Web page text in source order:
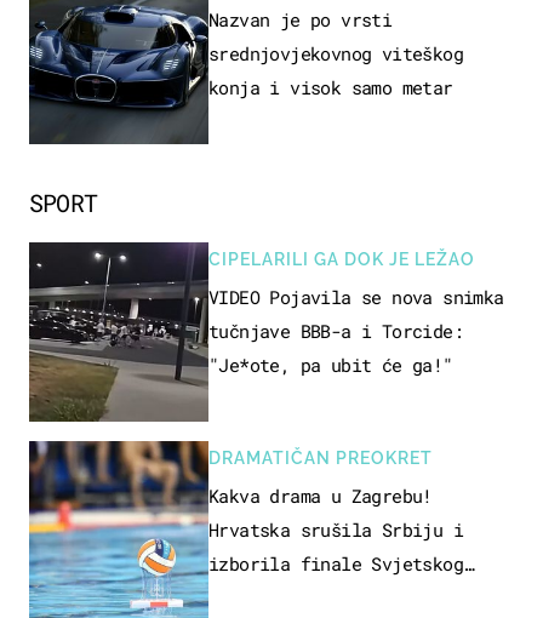
SPORT
CIPELARILI GA DOK JE LEŽAO
VIDEO Pojavila se nova snimka
tučnjave BBB-a i Torcide:
"Je*ote, pa ubit će ga!"
DRAMATIČAN PREOKRET
Kakva drama u Zagrebu!
Hrvatska srušila Srbiju i
izborila finale Svjetskog
Nazvan je po vrsti
srednjovjekovnog viteškog
konja i visok samo metar